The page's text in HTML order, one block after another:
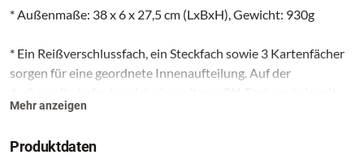
* Außenmaße: 38 x 6 x 27,5 cm (LxBxH), Gewicht: 930g
* Ein Reißverschlussfach, ein Steckfach sowie 3 Kartenfächer
sorgen für eine geordnete Innenaufteilung. Auf der
einem Druckknopf verschließbares Steckfach
Mehr anzeigen
Produktdaten